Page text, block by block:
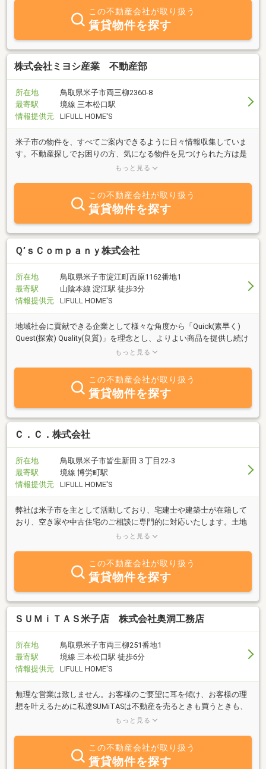
この不動産会社が取り扱う
賃貸物件を探す
株式会社ミヨシ産業 不動産部
所在地
鳥取県米子市両三柳2360-8
最寄駅
境線 三本松口駅
情報提供元
LIFULL HOME'S
米子市の物件を、すべてご案内できるように日々情報収集していま
す。不動産探しでお困りの方、気になる物件を見つけられた方は是
非お気軽にお問い合せください。またリフォームや補助金などの相
もっと見る
この不動産会社が取り扱う
賃貸物件を探す
Ｑ’ｓＣｏｍｐａｎｙ株式会社
所在地
鳥取県米子市淀江町西原1162番地1
最寄駅
山陰本線 淀江駅 徒歩3分
情報提供元
LIFULL HOME'S
地域社会に貢献できる企業として様々な角度から「Quick(素早く)
Quest(探索) Quality(良質)」を理念とし、よりよい商品を提供し続け
ていきたいと考えております。小さな事でも、まずはご要望をお聞
もっと見る
この不動産会社が取り扱う
賃貸物件を探す
Ｃ．Ｃ．株式会社
所在地
鳥取県米子市皆生新田３丁目22-3
最寄駅
境線 博労町駅
情報提供元
LIFULL HOME'S
弊社は米子市を主として活動しており、宅建士や建築士が在籍して
おり、空き家や中古住宅のご相談に専門的に対応いたします。土地
探しも含めて幅広くサポートし、安心してお任せいただける体制を
もっと見る
この不動産会社が取り扱う
賃貸物件を探す
ＳＵＭｉＴＡＳ米子店 株式会社奥洞工務店
所在地
鳥取県米子市両三柳251番地1
最寄駅
境線 三本松口駅 徒歩6分
情報提供元
LIFULL HOME'S
無理な営業は致しません。お客様のご要望に耳を傾け、お客様の理
想を叶えるために私達SUMiTASは不動産を売るときも買うときも、
安心・安全な取引に努めます。小さな事でもお気軽にご相談くださ
もっと見る
この不動産会社が取り扱う
賃貸物件を探す